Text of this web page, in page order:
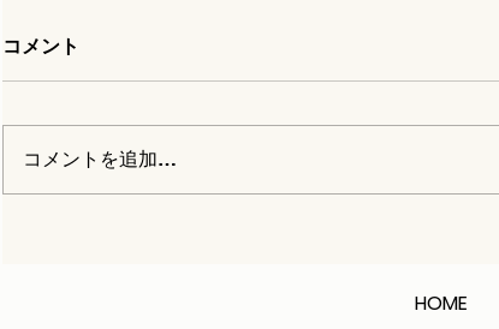
コメント
コメントを追加…
HOME